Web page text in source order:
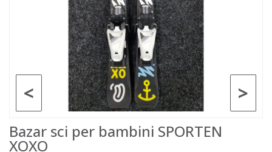
>
<
Bazar sci per bambini SPORTEN
XOXO